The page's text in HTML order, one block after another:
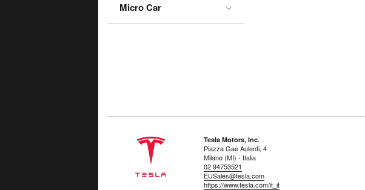
Micro Car
Tesla Motors, Inc.
Piazza Gae Aulenti, 4
Milano (MI) - Italia
02 94753521
EUSales@tesla.com
https://www.tesla.com/it_it